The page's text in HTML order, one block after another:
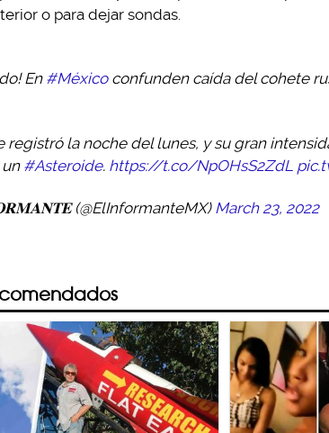
o para dejar sondas.
En #Méxicoconfunden caída del cohete
registró la noche del lunes, y su gran
un #Asteroide. https://t.co/NpOHsS2ZdL
(@ElInformanteMX) March 23, 2022